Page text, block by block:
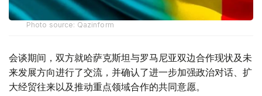
Photo source: Qazinform
会谈期间，双方就哈萨克斯坦与罗马尼亚双边合作现状及未
来发展方向进行了交流，并确认了进一步加强政治对话、扩
大经贸往来以及推动重点领域合作的共同意愿。